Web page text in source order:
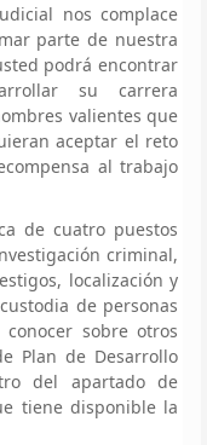
nos complace
parte de nuestra
podrá encontrar
su carrera
valientes que
aceptar el reto
al trabajo
de cuatro puestos
criminal,
localización y
de personas
sobre otros
Plan de Desarrollo
del apartado de
tiene disponible la